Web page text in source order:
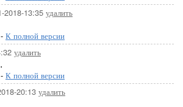
2018-13:35 удалить
- К полной версии
удалить
- К полной версии
20:13 удалить